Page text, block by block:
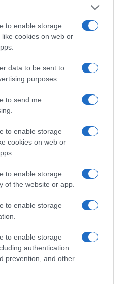
to enable storage
cookies on web or
data to be sent to
purposes.
to send me
to enable storage
cookies on web or
to enable storage
of the website or app.
to enable storage
to enable storage
authentication
prevention, and other
τις μεγάλες τομές στον χώρο
των Μέσων Μαζικής
εφ’ όλης της ύλης
Κουφόπουλο, αναλύει
το πακέτο στήριξης των 80
τον Τύπο, αλλά και την
άρση της ανωνυμίας στο